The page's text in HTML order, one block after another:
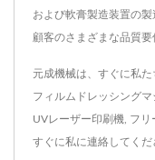
および軟膏製造装置の
顧客のさまざまな品質要
元成機械は、すぐに私
フィルムドレッシングマ
UVレーザー印刷機 フリ
すぐに私に連絡してくだ